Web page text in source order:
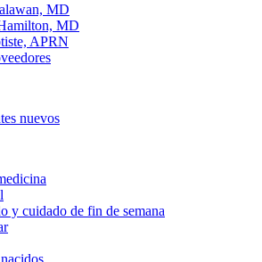
MD
MD
APRN
nuevos
y cuidado de fin de semana